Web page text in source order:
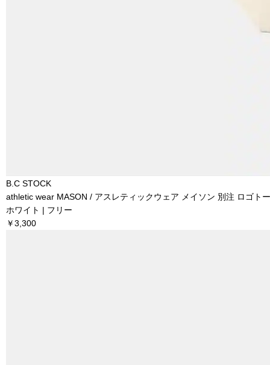
B.C STOCK
athletic wear MASON / アスレティックウェア メイソン 別注 ロゴト
ホワイト | フリー
￥3,300